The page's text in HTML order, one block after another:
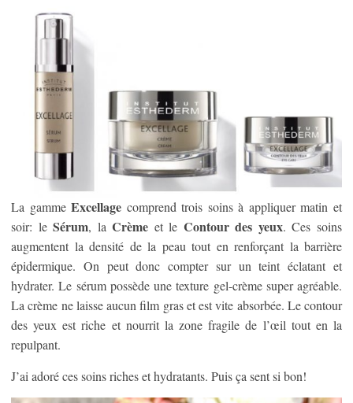
La gammeExcellage comprend trois soins à appliquer matin et
soir: leSérum, laCrème et le Contour des yeux. Ces soins
augmentent la densité de la peau tout en renforçant la barrière
épidermique. On peut donc compter sur un teint éclatant et
hydrater. Le sérum possède une texture gel-crème super agréable.
La crème ne laisse aucun film gras et est vite absorbée. Le contour
des yeux est riche et nourrit la zone fragile de l’œil tout en la
repulpant.
J’ai adoré ces soins riches et hydratants. Puis ça sent si bon!